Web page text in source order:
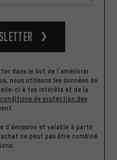
dans le but de l'améliorer
nous utilisons les données de
ci à tes intérêts et de la
conditions de protection des
d'émission et valable à partir
ne peut pas être combiné